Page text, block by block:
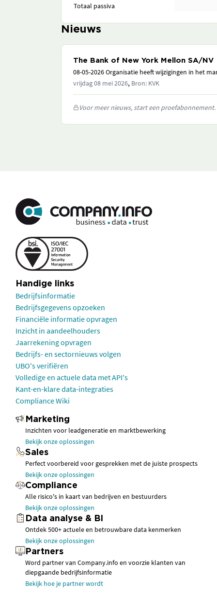
Totaal passiva
Nieuws
The Bank of New York Mellon SA/NV
08-05-2026 Organisatie heeft wijzigingen in het
vrijdag 08 mei 2026, Bron: KVK
Voor meer nieuws, start een proefabonnement.
Handige links
Bedrijfsinformatie
Bedrijfsgegevens opzoeken
Financiële informatie opvragen
Inzicht in aandeelhouders
Jaarrekening opvragen
Bedrijfs- en sectornieuws volgen
UBO's verifiëren
Volledige en actuele data met API's
Kant-en-klare data-integraties
Compliance Wiki
Marketing
Inzichten voor leadgeneratie en marktbewerking
Bekijk onze oplossingen
Sales
Perfect voorbereid voor gesprekken met de juiste prospects
Bekijk onze oplossingen
Compliance
Alle risico's in kaart van bedrijven en bestuurders
Bekijk onze oplossingen
Data analyse & BI
Ontdek 500+ actuele en betrouwbare data kenmerken
Bekijk onze oplossingen
Partners
Word partner van Company.info en voorzie klanten van
diepgaande bedrijfsinformatie
Bekijk hoe je partner wordt